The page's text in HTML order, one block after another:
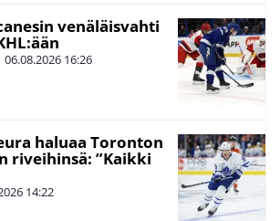
venäläisvahti
06.08.2026 16:26
haluaa Toronton
riveihinsä: ”Kaikki
14:22